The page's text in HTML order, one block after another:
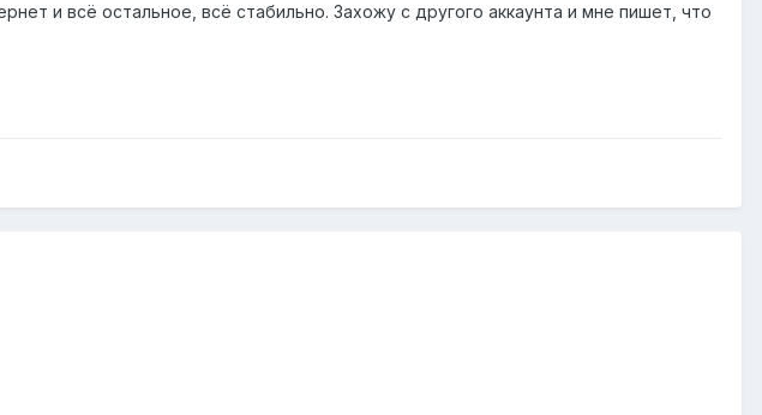
и всё остальное, всё стабильно. Захожу с другого аккаунта и мне пишет, что